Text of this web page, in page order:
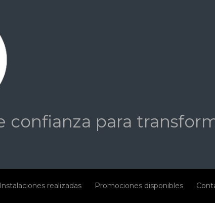
confianza para
Instalaciones realizadas Promociones disponibles